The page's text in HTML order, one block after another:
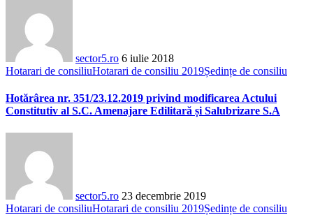
sector5.ro 6 iulie 2018
Hotarari de consiliuHotarari de consiliu 2019Ședințe de consiliu
Hotărârea nr. 351/23.12.2019 privind modificarea Actului
Constitutiv al S.C. Amenajare Edilitară și Salubrizare S.A
sector5.ro 23 decembrie 2019
Hotarari de consiliuHotarari de consiliu 2019Ședințe de consiliu